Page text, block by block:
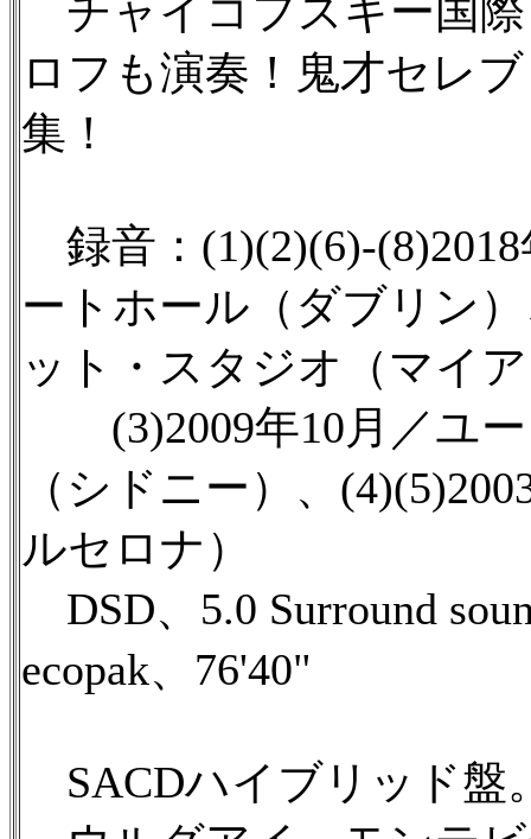
チャイコフスキー国
ロフも演奏！鬼才セレ
集！
録音：(1)(2)(6)-
ートホール（ダブリン
ット・スタジオ（マイ
(3)2009年10月／ユー
（シドニー）、
ルセロナ）
DSD、5.0 Surround
ecopak、76'40"
SACDハイブリッド盤